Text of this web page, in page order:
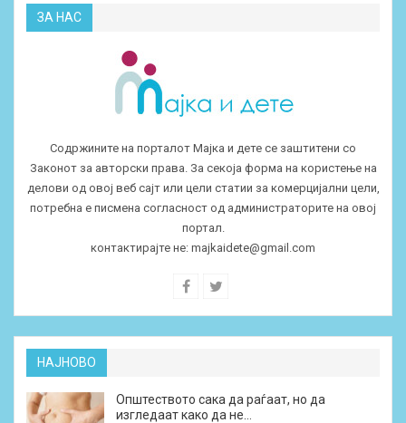
ЗА НАС
Содржините на порталот Мајка и дете се заштитени со
Законот за авторски права. За секоја форма на користење на
делови од овој веб сајт или цели статии за комерцијални цели,
потребна е писмена согласност од администраторите на овој
портал.
контактирајте не: majkaidete@gmail.com
НАЈНОВО
Општеството сака да раѓаат, но да
изгледаат како да не…